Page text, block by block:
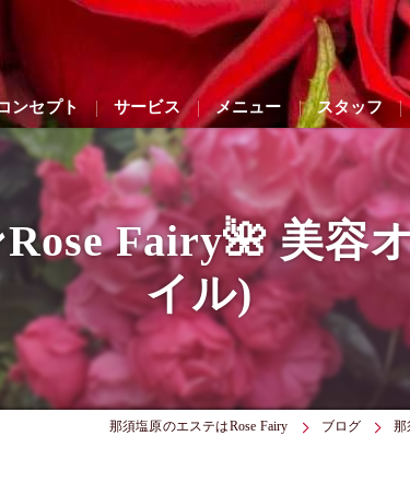
ンセプト サービス メニュー スタッフ
Fairy🌺 美容
イル)
那須塩原のエステはRose Fairy ブログ 那